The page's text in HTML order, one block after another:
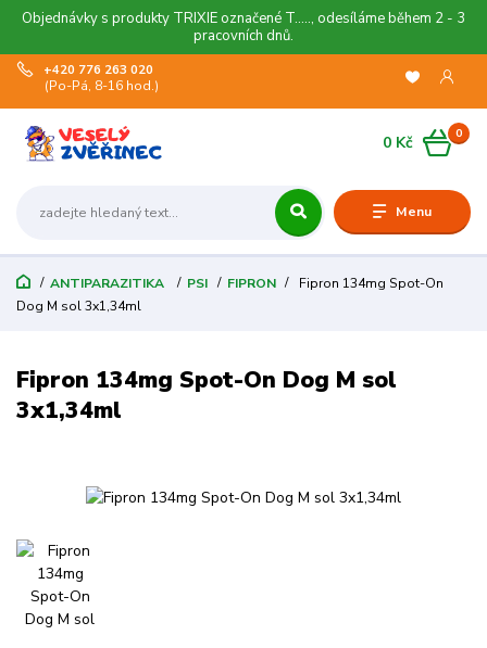
Objednávky s produkty TRIXIE označené T....., odesíláme během 2 - 3
pracovních dnů.
Menu
+420 776 263 020
(Po-Pá, 8-16 hod.)
0
0 Kč
ANTIPARAZITIKA PSI FIPRON
Fipron 134mg Spot-On
Dog M sol 3x1,34ml
Fipron 134mg Spot-On Dog M sol
3x1,34ml